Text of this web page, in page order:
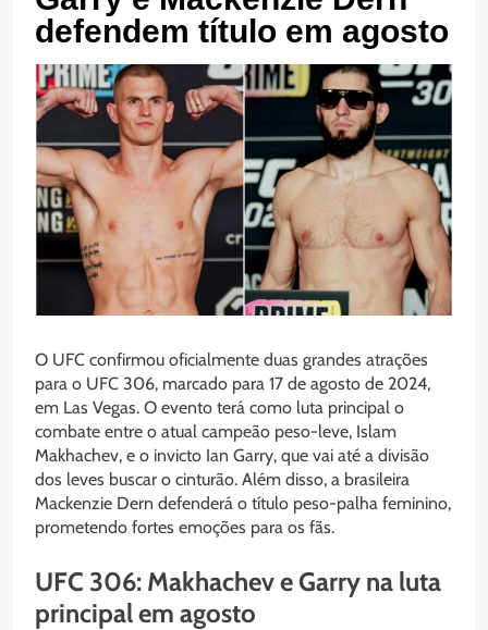
defendem título em agosto
O UFC confirmou oficialmente duas grandes atrações
para o UFC 306, marcado para 17 de agosto de 2024,
em Las Vegas. O evento terá como luta principal o
combate entre o atual campeão peso-leve, Islam
Makhachev, e o invicto Ian Garry, que vai até a divisão
dos leves buscar o cinturão. Além disso, a brasileira
Mackenzie Dern defenderá o título peso-palha feminino,
prometendo fortes emoções para os fãs.
UFC 306: Makhachev e Garry na luta
principal em agosto